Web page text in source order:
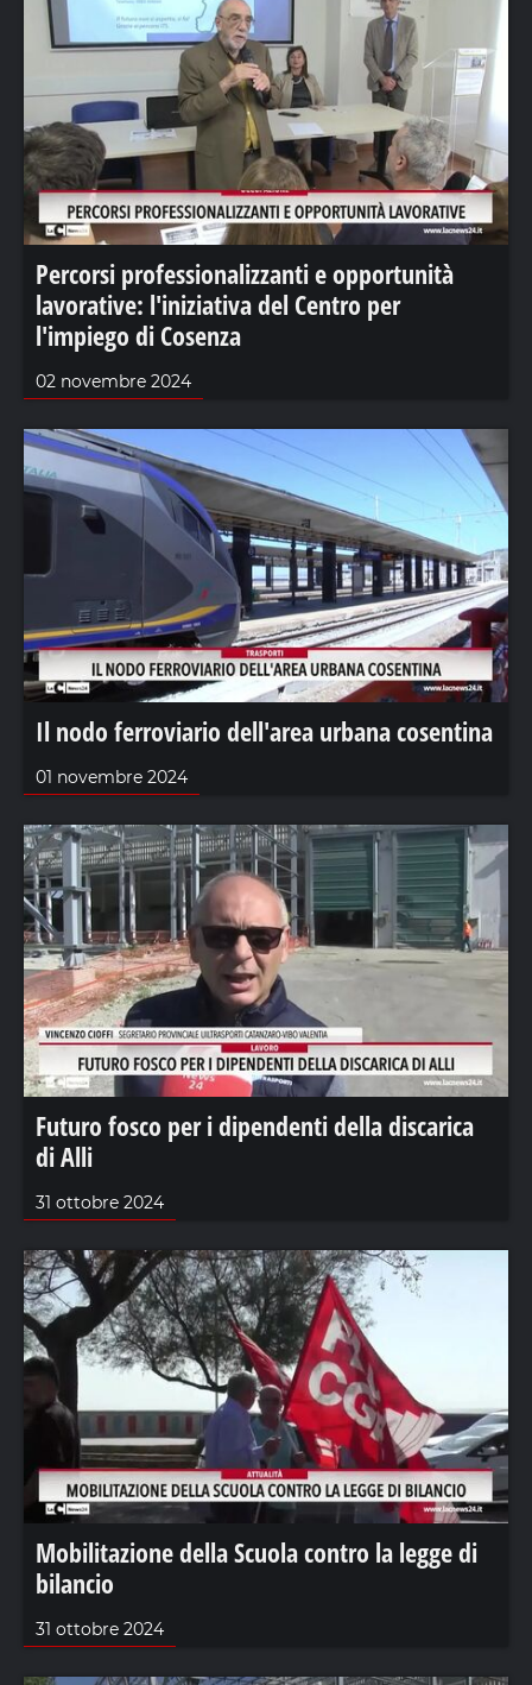
Percorsi professionalizzanti e opportunità
lavorative: l'iniziativa del Centro per
l'impiego di Cosenza
02 novembre 2024
Il nodo ferroviario dell'area urbana cosentina
01 novembre 2024
Futuro fosco per i dipendenti della discarica
di Alli
31 ottobre 2024
Mobilitazione della Scuola contro la legge di
bilancio
31 ottobre 2024